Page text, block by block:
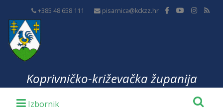
+385 48 658 111 pisarnica@kckzz.hr
Koprivničko-križevačka županija